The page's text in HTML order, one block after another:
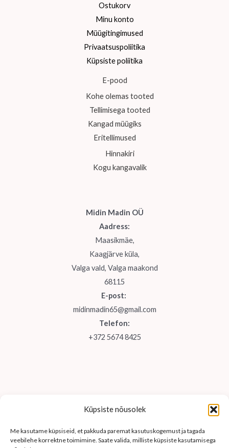
Küpsiste nõusolek
Me kasutame küpsiseid, et pakkuda paremat kasutuskogemust ja tagada
veebilehe korrektne toimimine. Saate valida, milliste küpsiste kasutamisega
Ostukorv
Minu konto
Müügitingimused
Privaatsuspoliitika
Küpsiste poliitika
E-pood
Kohe olemas tooted
Tellimisega tooted
Kangad müügiks
Eritellimused
Hinnakiri
Kogu kangavalik
Midin Madin OÜ
Aadress:
Maasikmäe,
Kaagjärve küla,
Valga vald, Valga maakond
68115
E-post:
midinmadin65@gmail.com
Telefon:
+372 5674 8425